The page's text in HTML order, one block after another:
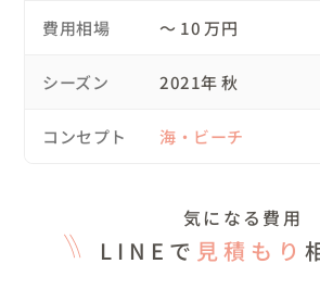
05：30 朝陽と撮影開始
08：00 駐車場近くの緑の中で撮影
08：10 撮影終了
※このあと別枠として、ペイントフォ
費用相場 〜 10 万円
シーズン 2021年 秋
コンセプト 海・ビーチ
気になる費用
LINEで 見積もり